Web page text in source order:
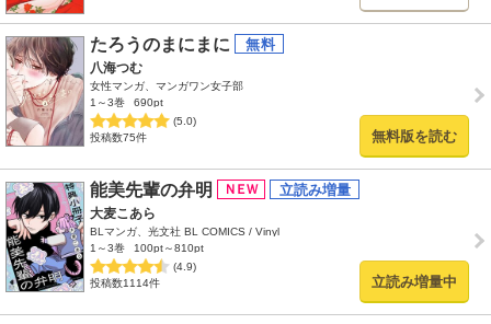
たろうのまにまに
八海つむ
女性マンガ、マンガワン女子部
1～3巻
690pt
(5.0)
投稿数75件
無料版を読む
能美先輩の弁明
大麦こあら
BLマンガ、光文社 BL COMICS / Vinyl
1～3巻
100pt～810pt
(4.9)
投稿数1114件
立読み増量中